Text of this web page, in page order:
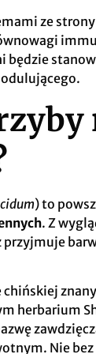
ze
będzie
) to
. Z
herbarium
Nie